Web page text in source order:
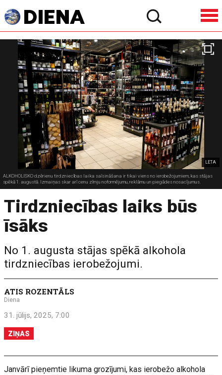
LETA
ALKOHOLISKO dzērienu tirdzniecības laika saīsināšana ir tikai viens no ierobežojumiem, kas stājas
spēkā 1. augustā. Izmaiņas skar arī cenu zīmju noformējumu, reklāmu un piegādes nosacījumus.
Tirdzniecības laiks būs
īsāks
No 1. augusta stājas spēkā alkohola
tirdzniecības ierobežojumi.
ATIS ROZENTĀLS
Diena
31. jūlijs, 2025, 7:00
ZIŅAS
Janvārī pieņemtie likuma grozījumi, kas ierobežo alkohola